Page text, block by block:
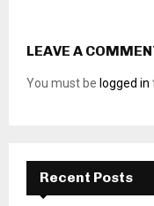
LEAVE A
You must be logged in
Recent Posts